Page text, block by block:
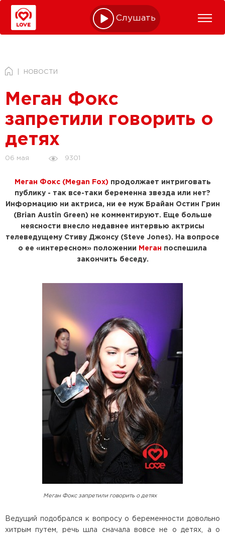
Слушать online
НОВОСТИ
Меган Фокс
запретили говорить о
детях
06 мая 9301
Меган Фокс (Megan Fox) продолжает интриговать
публику - так все-таки беременна звезда или нет?
Информацию ни актриса, ни ее муж Брайан Остин Грин
(Brian Austin Green) не комментируют. Еще больше
неясности внесло недавнее интервью актрисы
телеведущему Стиву Джонсу (Steve Jones). На вопросе
о ее «интересном» положении
Меган поспешила
закончить беседу.
Меган Фокс запретили говорить о детях
Ведущий подобрался к вопросу о беременности довольно
хитрым путем, речь шла сначала вовсе не о детях, а о